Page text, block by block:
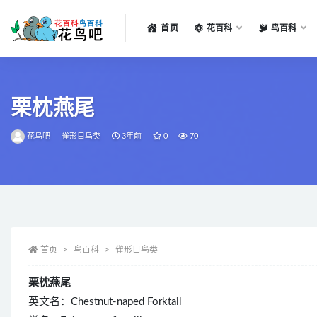
首页 花百科 鸟百科
栗枕燕尾
花鸟吧 雀形目鸟类 3年前 0 70
首页 鸟百科 雀形目鸟类
栗枕燕尾
英文名：Chestnut-naped Forktail